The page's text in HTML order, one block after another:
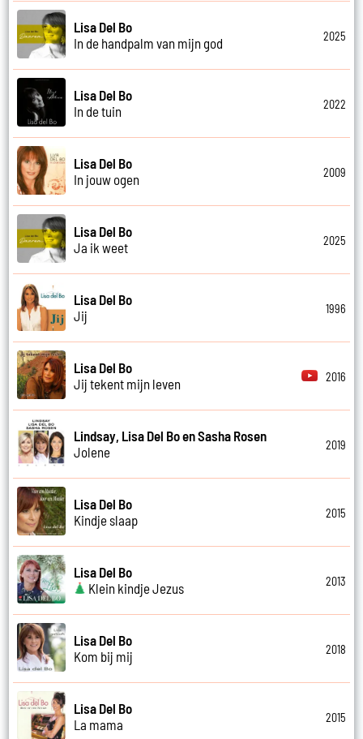
Lisa Del Bo
In de handpalm van mijn god
2025
Lisa Del Bo
In de tuin
2022
Lisa Del Bo
In jouw ogen
2009
Lisa Del Bo
Ja ik weet
2025
Lisa Del Bo
Jij
1996
Lisa Del Bo
Jij tekent mijn leven
2016
Lindsay, Lisa Del Bo en Sasha Rosen
Jolene
2019
Lisa Del Bo
Kindje slaap
2015
Lisa Del Bo
Klein kindje Jezus
2013
Lisa Del Bo
Kom bij mij
2018
Lisa Del Bo
La mama
2015